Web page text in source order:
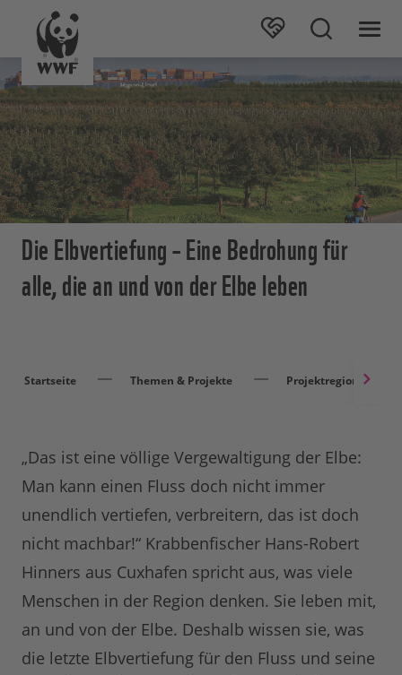
Die Elbvertiefung – Eine Bedrohung für
alle, die an und von der Elbe leben
Startseite Themen & Projekte Projektregionen
„Das ist eine völlige Vergewaltigung der Elbe:
Man kann einen Fluss doch nicht immer
unendlich vertiefen, verbreitern, das ist doch
nicht machbar!“ Krabbenfischer Hans-Robert
Hinners aus Cuxhafen spricht aus, was viele
Menschen in der Region denken. Sie leben mit,
an und von der Elbe. Deshalb wissen sie, was
die letzte Elbvertiefung für den Fluss und seine